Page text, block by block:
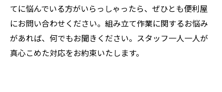
てに悩んでいる方がいらっしゃったら、ぜひとも便利屋
にお問い合わせください。組み立て作業に関するお悩み
があれば、何でもお聞きください。スタッフ一人一人が
真心こめた対応をお約束いたします。